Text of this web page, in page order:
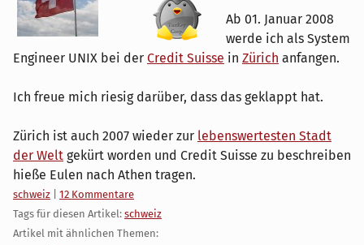
Ab 01. Januar 2008
werde ich als System
Engineer UNIX bei der Credit Suisse in Zürich anfangen.
Ich freue mich riesig darüber, dass das geklappt hat.
Zürich ist auch 2007 wieder zur lebenswertesten Stadt
der Welt gekürt worden und Credit Suisse zu beschreiben
hieße Eulen nach Athen tragen.
Kategorien:
schweiz
12 Kommentare
Tags für diesen Artikel: schweiz
Artikel mit ähnlichen Themen: